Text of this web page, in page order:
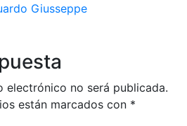
Giusseppe
electrónico no será publicada.
están marcados con *